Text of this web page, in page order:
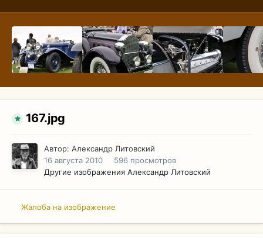
167.jpg
Автор: Александр Литовский
16 августа 2010
596 просмотров
Другие изображения Александр Литовский
Жалоба на изображение